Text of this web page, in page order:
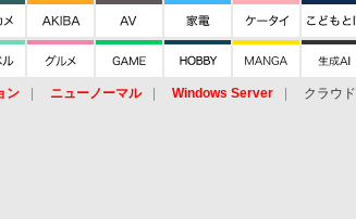
ン ニューノーマル Windows Server クラウド